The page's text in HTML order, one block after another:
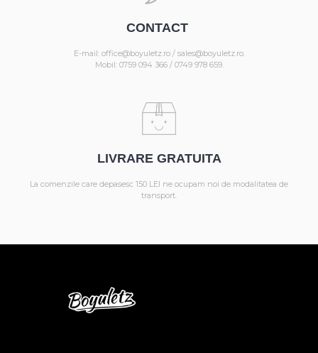
CONTACT
E-mail: office@boyuletz.ro / sales@boyuletz.ro.
Mobil: 0759 094 366 / 0749 978 659.
LIVRARE GRATUITA
La comenzile care depasesc 150 LEI ne ocupam noi de modalitatea de
transport.